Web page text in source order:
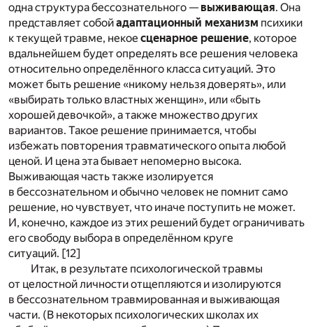
одна структура бессознательного — выживающая. Она
представляет собойадаптационный механизм психики
к текущей травме, некое сценарное решение, которое
вдальнейшем будет определять все решения человека
относительно определённого класса ситуаций. Это
может быть решение «никому нельзя доверять», или
«выбирать только властных женщин», или «быть
хорошей девочкой», а также множество других
вариантов. Такое решение принимается, чтобы
избежать повторения травматического опыта любой
ценой. И цена эта бывает непомерно высока.
Выживающая часть также изолируется
в бессознательном и обычно человек не помнит само
решение, но чувствует, что иначе поступить не может.
И, конечно, каждое из этих решений будет ограничивать
его свободу выбора в определённом круге
ситуаций. [12]
Итак, в результате психологической травмы
от целостной личности отщепляются и изолируются
в бессознательном травмированная и выживающая
части. (В некоторых психологических школах их